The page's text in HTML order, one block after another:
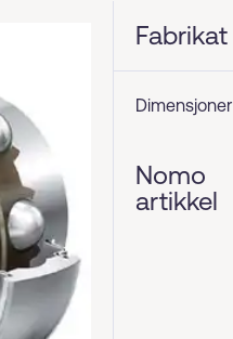
Fabrikat
Dimensjoner
Nomo
artikkel